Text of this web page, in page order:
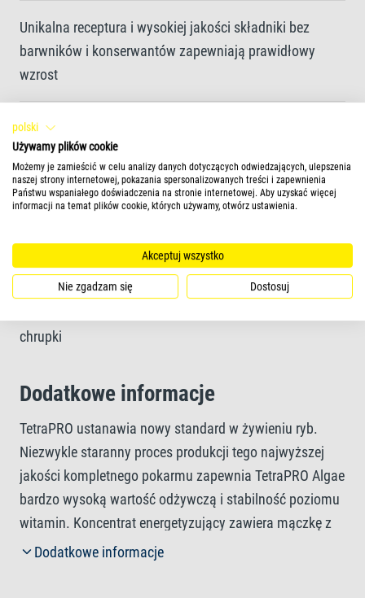
Unikalna receptura i wysokiej jakości składniki bez
barwników i konserwantów zapewniają prawidłowy
wzrost
Staranność produkcji pozwala zachować wartość
odżywczą i stabilność witamin
Efektywne wykorzystanie pokarmu przekłada się na
Forma pokarmu
chrupki
Dodatkowe informacje
TetraPRO ustanawia nowy standard w żywieniu ryb.
Niezwykle staranny proces produkcji tego najwyższej
jakości kompletnego pokarmu zapewnia TetraPRO Algae
bardzo wysoką wartość odżywczą i stabilność poziomu
witamin. Koncentrat energetyzujący zawiera mączkę z
kryla, która wspomaga witalność ryb. Dwukolorowe,
Dodatkowe informacje
polski
Używamy plików cookie
Możemy je zamieścić w celu analizy danych dotyczących odwiedzających, ulepszenia
naszej strony internetowej, pokazania spersonalizowanych treści i zapewnienia
Państwu wspaniałego doświadczenia na stronie internetowej. Aby uzyskać więcej
informacji na temat plików cookie, których używamy, otwórz ustawienia.
Akceptuj wszystko
Nie zgadzam się Dostosuj